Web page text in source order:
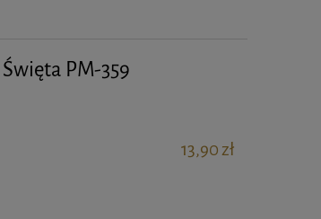
PM-359
13,90 zł